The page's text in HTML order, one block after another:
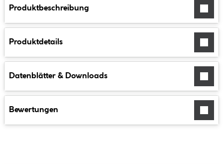
Produktbeschreibung
Produktdetails
Datenblätter & Downloads
Bewertungen